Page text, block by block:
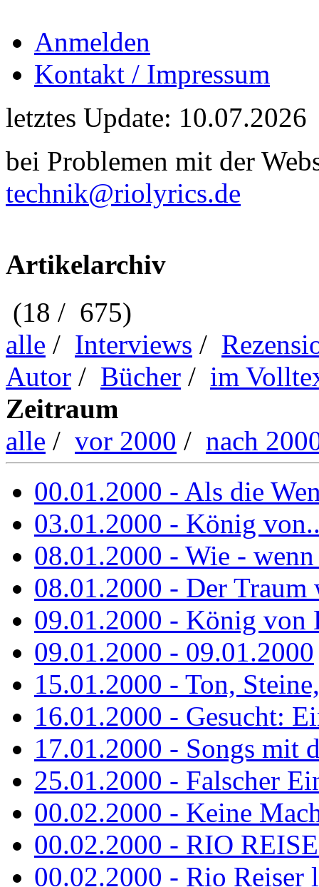
Anmelden
Kontakt / Impressum
letztes Update: 10.07.2026
bei Problemen mit der
technik@riolyrics.de
Artikelarchiv
(18 / 675)
alle / Interviews /
Autor / Bücher / im
Zeitraum
alle / vor 2000 / nach
00.01.2000 - Als die
03.01.2000 - König
08.01.2000 - Wie -
08.01.2000 - Der Traum
09.01.2000 - König von
09.01.2000 - 09.01.2000
15.01.2000 - Ton,
16.01.2000 - Gesucht:
17.01.2000 - Songs mit
25.01.2000 - Falscher
00.02.2000 - Keine
00.02.2000 - RIO
00.02.2000 - Rio Reiser